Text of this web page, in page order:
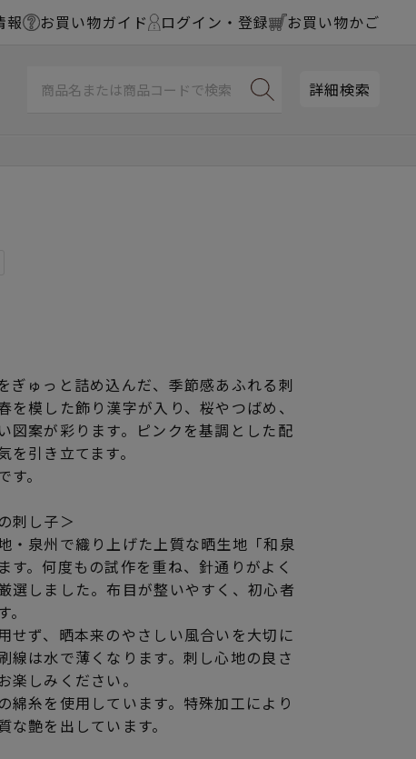
報 お買い物ガイド ログイン・登録 お買い物かご
詳細検索
ぎゅっと詰め込んだ、季節感あふれる刺
を模した飾り漢字が入り、桜やつばめ、
図案が彩ります。ピンクを基調とした配
引き立てます。
。
刺し子＞
・泉州で織り上げた上質な晒生地「和泉
す。何度もの試作を重ね、針通りがよく
選しました。布目が整いやすく、初心者
せず、晒本来のやさしい風合いを大切に
線は水で薄くなります。刺し心地の良さ
楽しみください。
綿糸を使用しています。特殊加工により
艶を出しています。